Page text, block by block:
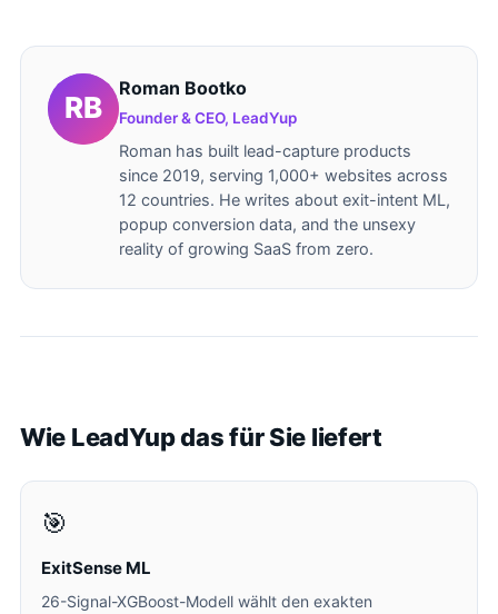
Roman Bootko
Founder & CEO, LeadYup
Roman has built lead-capture products
since 2019, serving 1,000+ websites across
12 countries. He writes about exit-intent ML,
popup conversion data, and the unsexy
reality of growing SaaS from zero.
Wie LeadYup das für Sie liefert
🎯
ExitSense ML
26-Signal-XGBoost-Modell wählt den exakten